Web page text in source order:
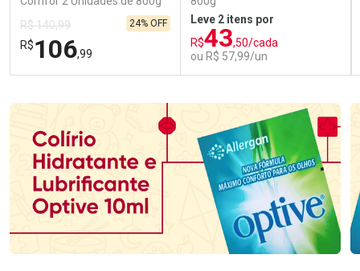
R$ 140,99
R$106,99
24% OFF
Leve 2 itens por
R$43,50/cada
ou R$ 57,99/un
Laboratório
Por Menos